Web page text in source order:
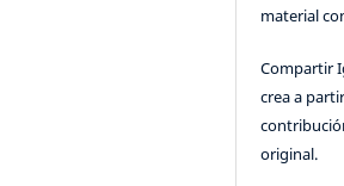
material
Compartir
crea a
original.